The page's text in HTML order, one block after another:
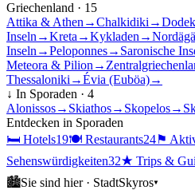
Griechenland · 15
Attika & Athen →Chalkidiki →
Inseln →Kreta →Kykladen →
Inseln →Peloponnes→ Saronische
Meteora & Pilion →
Thessaloniki →Évia (Euböa)→
↓ In Sporaden · 4
Alonissos→ Skiathos→ Skopelos→
Entdecken in Sporaden
🛏 Hotels19🍽 Restaurants24⚑
Sehenswürdigkeiten32★ Trips &
🏙Sie sind hier · StadtSkyros▾